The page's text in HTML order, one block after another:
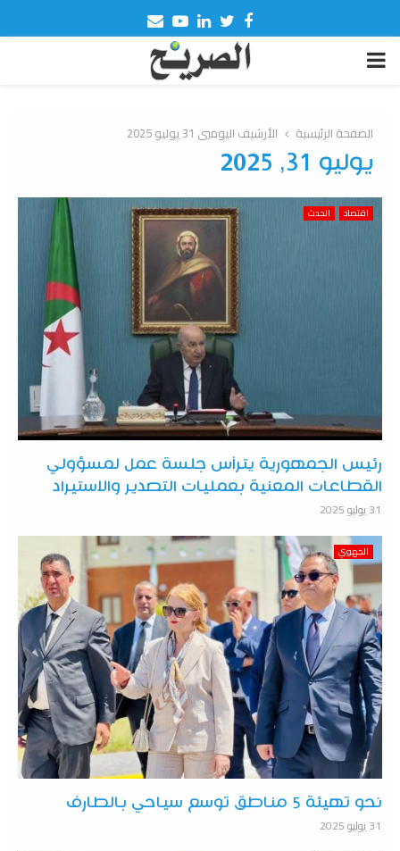
Facebook
Twitter
Linkedin
Youtube
Email
PRIMARY
الصفحة الرئيسية الأرشيف اليوميي 31 يوليو 2025
يوليو 31, 2025
اقتصاد الحدث
رئيس الجمهورية يترأس جلسة عمل لمسؤولي
القطاعات المعنية بعمليات التصدير والاستيراد
31 يوليو 2025
الجهوي
نحو تهيئة 5 مناطق توسع سياحي بالطارف
31 يوليو 2025